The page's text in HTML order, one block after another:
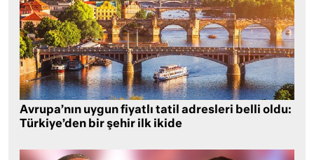
Avrupa’nın uygun fiyatlı tatil adresleri belli oldu:
Türkiye’den bir şehir ilk ikide